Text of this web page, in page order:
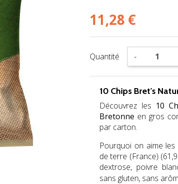
11,28 €
Quantité -
10 Chips Bret's
Découvrez les 10
Bretonne en gros
par carton.
Pourquoi on aime les
de terre (France)
dextrose, poivre
sans gluten, sans